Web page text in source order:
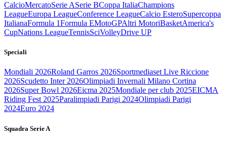
CalcioMercatoSerie ASerie BCoppa ItaliaChampions
LeagueEuropa LeagueConference LeagueCalcio EsteroSupercoppa
ItalianaFormula 1Formula EMotoGPAltri MotoriBasketAmerica's
CupNations LeagueTennisSciVolleyDrive UP
Speciali
Mondiali 2026Roland Garros 2026Sportmediaset Live Riccione
2026Scudetto Inter 2026Olimpiadi Invernali Milano Cortina
2026Super Bowl 2026Eicma 2025Mondiale per club 2025EICMA
Riding Fest 2025Paralimpiadi Parigi 2024Olimpiadi Parigi
2024Euro 2024
Squadra Serie A